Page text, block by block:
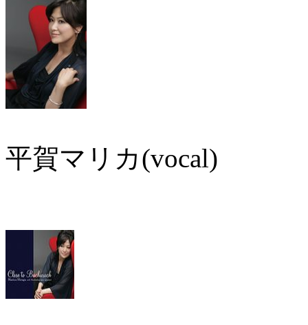
平賀マリカ(vocal)